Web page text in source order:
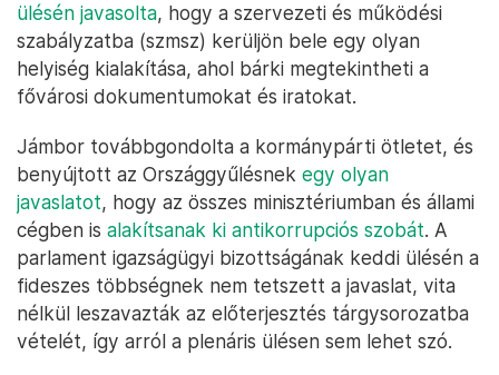
ülésén javasolta, hogy a szervezeti és működési
szabályzatba (szmsz) kerüljön bele egy olyan
helyiség kialakítása, ahol bárki megtekintheti a
fővárosi dokumentumokat és iratokat.
Jámbor továbbgondolta a kormánypárti ötletet, és
benyújtott az Országgyűlésnek egy olyan
javaslatot, hogy az összes minisztériumban és állami
cégben is alakítsanak ki antikorrupciós szobát. A
parlament igazságügyi bizottságának keddi ülésén a
fideszes többségnek nem tetszett a javaslat, vita
nélkül leszavazták az előterjesztés tárgysorozatba
vételét, így arról a plenáris ülésen sem lehet szó.